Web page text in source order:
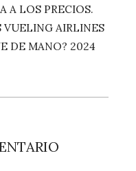
A LOS PRECIOS.
VUELING AIRLINES
DE MANO? 2024